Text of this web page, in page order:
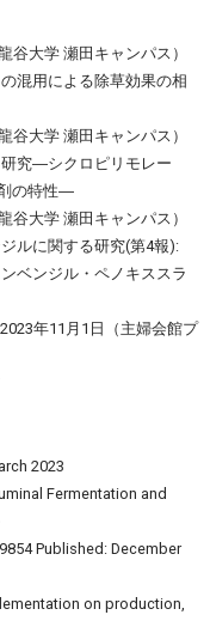
大学 瀬田キャンパス）
混用による除草効果の相
大学 瀬田キャンパス）
究―シクロピリモレー
の特性―
大学 瀬田キャンパス）
ルに関する研究(第4報):
ベンジル・ペノキススラ
年11月1日（主婦会館プ
2023
Fermentation and
Published: December
on production,